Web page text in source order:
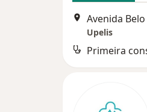
Avenida
Upelis
Primeira